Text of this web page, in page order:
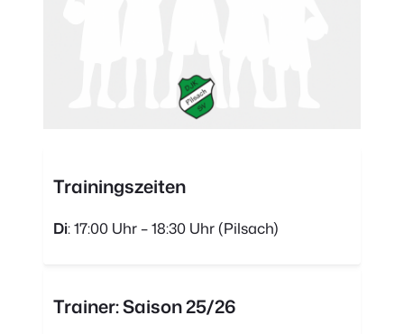
Trainingszeiten
Di: 17:00 Uhr – 18:30 Uhr (Pilsach)
Trainer: Saison 25/26